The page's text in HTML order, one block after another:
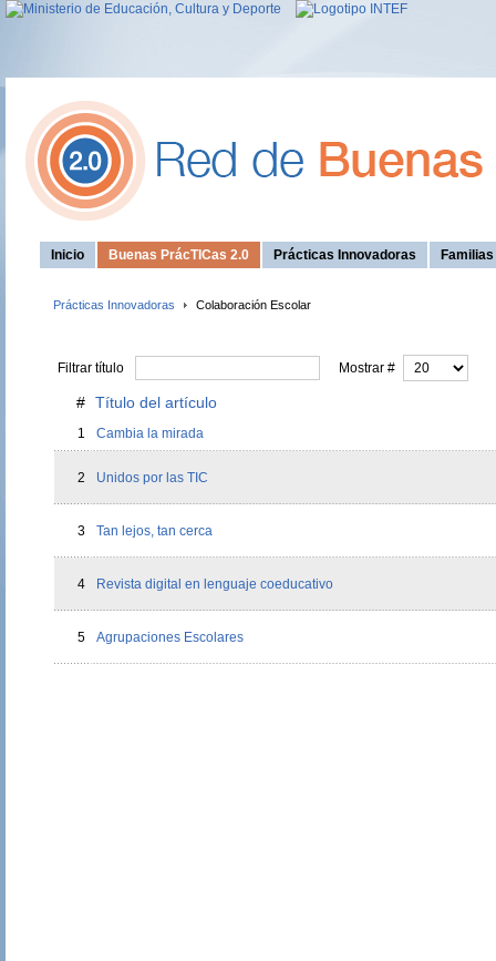
Inicio Buenas PrácTICas 2.0 Prácticas Innovadoras
Prácticas Innovadoras Colaboración Escolar
Filtrar título Mostrar #
# Título del artículo
1 Cambia la mirada
2 Unidos por las TIC
3 Tan lejos, tan cerca
4 Revista digital en lenguaje coeducativo
5 Agrupaciones Escolares